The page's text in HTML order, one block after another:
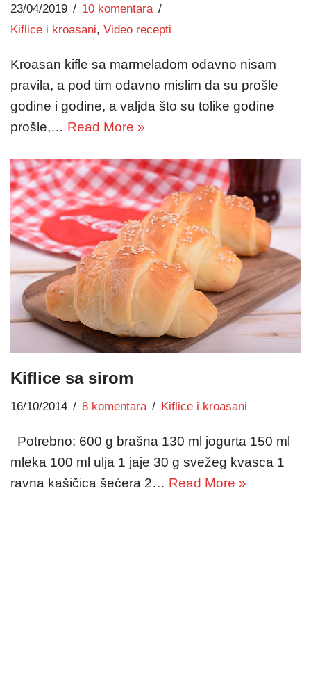
23/04/2019
10 komentara
Kiflice i kroasani, Video recepti
Kroasan kifle sa marmeladom odavno nisam
pravila, a pod tim odavno mislim da su prošle
godine i godine, a valjda što su tolike godine
prošle,… Read More »
Kiflice sa sirom
16/10/2014 8 komentara Kiflice i kroasani
Potrebno: 600 g brašna 130 ml jogurta 150 ml
mleka 100 ml ulja 1 jaje 30 g svežeg kvasca 1
ravna kašičica šećera 2… Read More »